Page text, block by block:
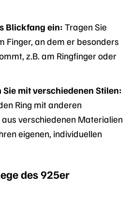
Blickfang ein: Tragen Sie
Finger, an dem er besonders
z.B. am Ringfinger oder
mit verschiedenen Stilen:
Ring mit anderen
verschiedenen Materialien
eigenen, individuellen
des 925er